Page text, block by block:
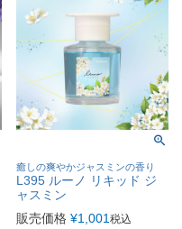
癒しの爽やかジャスミンの香り
L395 ルーノ リキッド ジ
ャスミン
販売価格 ¥1,001 税込